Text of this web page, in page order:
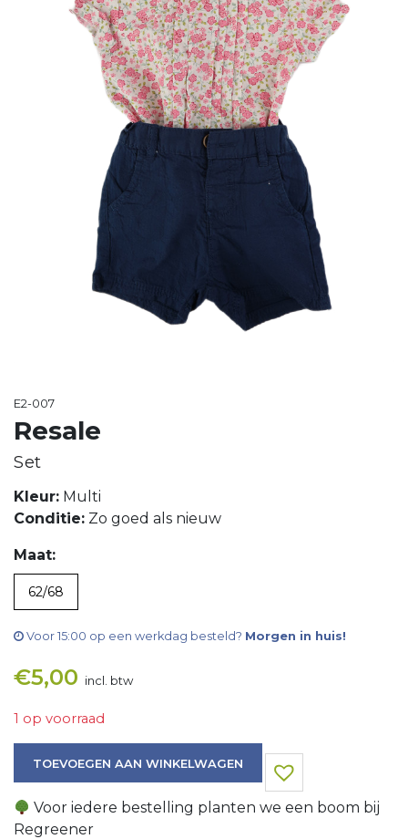
E2-007
Resale
Set
Kleur: Multi
Conditie: Zo goed als nieuw
Maat:
62/68
Voor 15:00 op een werkdag besteld? Morgen in huis!
€5,00 incl. btw
1 op voorraad
TOEVOEGEN AAN WINKELWAGEN
Voor iedere bestelling planten we een boom bij
Regreener